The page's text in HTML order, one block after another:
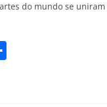
do mundo se